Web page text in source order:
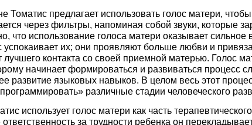
Томатис предлагает использовать голос матери,
через фильтры, напоминая собой звуки, которые
что использование голоса матери оказывает сильное
успокаивает их; они проявляют больше любви и
лучшего контакта со своей приемной матерью. Голос
начинает формироваться и развиваться процесс
развитие языковых навыков. В целом весь этот
различные стадии человеческого
использует голос матери как часть
ответственность за трудности ребенка он